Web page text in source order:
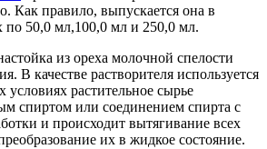
Как правило, выпускается она в
по 50,0 мл,100,0 мл и 250,0 мл.
из ореха молочной спелости
В качестве растворителя используется
растительное сырье
спиртом или соединением спирта с
и происходит вытягивание всех
их в жидкое состояние.